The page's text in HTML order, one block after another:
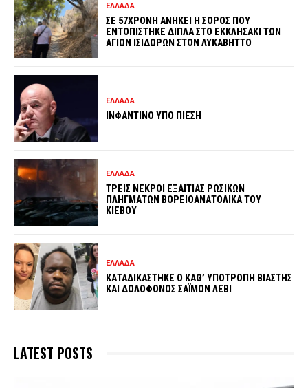
ΕΛΛΑΔΑ
ΣΕ 57ΧΡΟΝΗ ΑΝΗΚΕΙ Η ΣΟΡΟΣ ΠΟΥ
ΕΝΤΟΠΙΣΤΗΚΕ ΔΙΠΛΑ ΣΤΟ ΕΚΚΛΗΣΑΚΙ ΤΩΝ
ΑΓΙΩΝ ΙΣΙΔΩΡΩΝ ΣΤΟΝ ΛΥΚΑΒΗΤΤΟ
ΕΛΛΑΔΑ
ΙΝΦΑΝΤΙΝΟ ΥΠΟ ΠΙΕΣΗ
ΕΛΛΑΔΑ
ΤΡΕΙΣ ΝΕΚΡΟΙ ΕΞΑΙΤΙΑΣ ΡΩΣΙΚΩΝ
ΠΛΗΓΜΑΤΩΝ ΒΟΡΕΙΟΑΝΑΤΟΛΙΚΑ ΤΟΥ
ΚΙΕΒΟΥ
ΕΛΛΑΔΑ
ΚΑΤΑΔΙΚΑΣΤΗΚΕ Ο ΚΑΘ’ ΥΠΟΤΡΟΠΗ ΒΙΑΣΤΗΣ
ΚΑΙ ΔΟΛΟΦΟΝΟΣ ΣΑΪΜΟΝ ΛΕΒΙ
LATEST POSTS